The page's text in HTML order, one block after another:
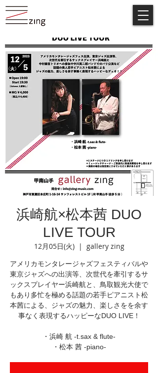
浜崎航×松本茜 DUO
LIVE TOUR
12月05日(火)
  |
gallery zing
アメリカモンタレージャズフェスティバルや
東京ジャズへの出演等、次世代を牽引するサ
ックスプレイヤー浜崎航と、鳥取観光大使で
もあり多忙を極める話題の若手ピアニスト松
本茜による、ジャズの魅力、楽しさをを余す
事なく表現するハッピーなDUO LIVE！
・浜崎 航 -t.sax & flute-
・松本 茜 -piano-